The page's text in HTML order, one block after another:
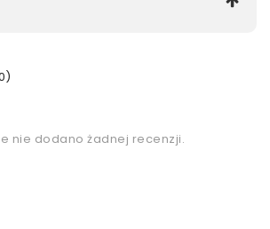
nie dodano żadnej recenzji.